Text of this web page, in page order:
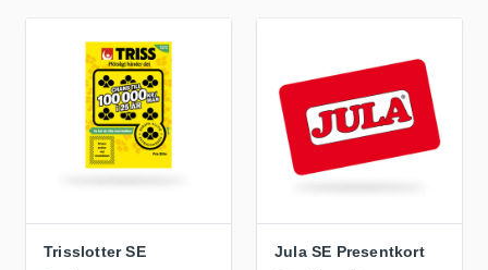
Trisslotter SE
Jula SE Presentkort